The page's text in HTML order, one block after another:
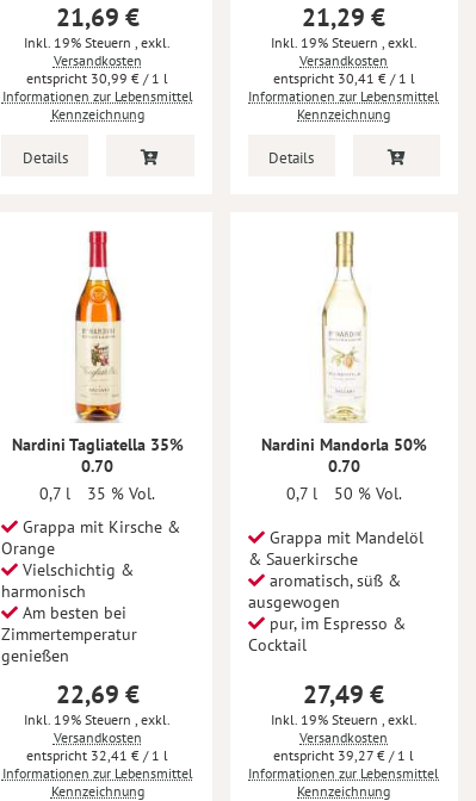
21,69 €
Inkl. 19% Steuern, exkl.
Versandkosten
30,99 € / 1 l
Informationen zur Lebensmittel
Kennzeichnung
Details
21,29 €
Inkl. 19% Steuern , exkl.
Versandkosten
30,41 €/ 1 l
Informationen zur Lebensmittel
Kennzeichnung
Details
Nardini Tagliatella 35%
0.70
0,7 l
35 % Vol.
Grappa mit Kirsche &
Orange
Vielschichtig &
harmonisch
Am besten bei
Zimmertemperatur
genießen
22,69 €
Inkl. 19% Steuern
exkl.
Versandkosten
32,41 € / 1 l
Informationen zur Lebensmittel
Kennzeichnung
Nardini Mandorla 50%
0.70
0,7 l
50 % Vol.
Grappa mit Mandelöl
& Sauerkirsche
aromatisch, süß &
ausgewogen
pur, im Espresso &
Cocktail
27,49 €
Inkl. 19% Steuern exkl.
Versandkosten
39,27 € / 1 l
Informationen zur Lebensmittel
Kennzeichnung